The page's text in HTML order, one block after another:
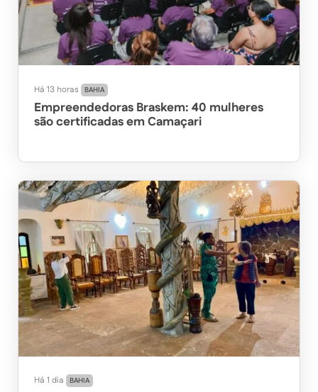
Há 13 horas BAHIA
Empreendedoras Braskem: 40 mulheres
são certificadas em Camaçari
Há 1 dia BAHIA